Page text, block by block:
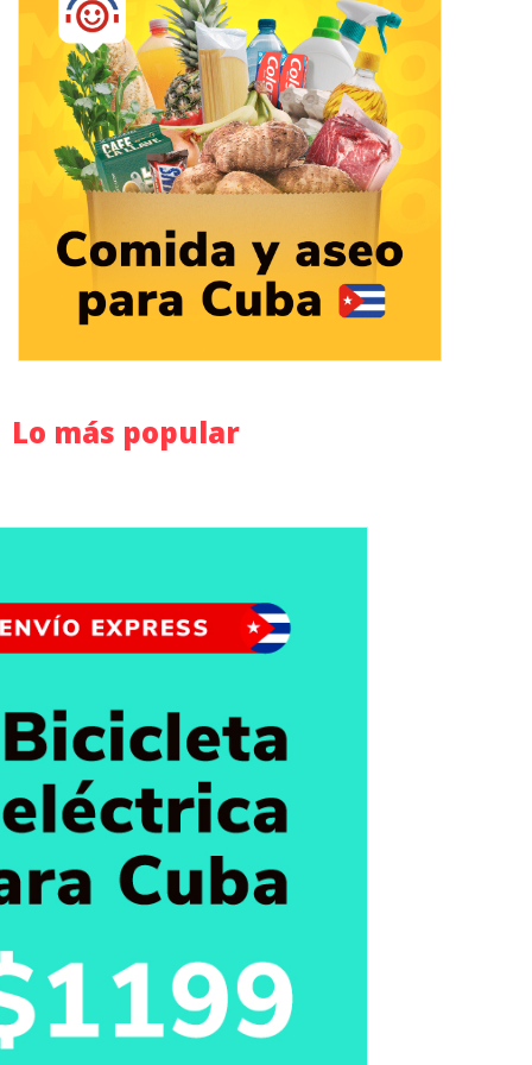
Lo más popular